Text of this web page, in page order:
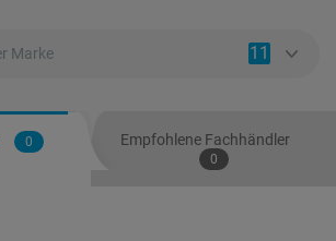
Marke 11
0 Empfohlene Fachhändler
0